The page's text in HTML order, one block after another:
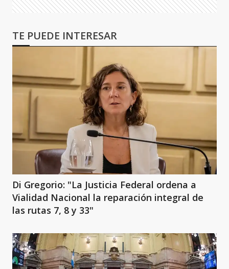
TE PUEDE INTERESAR
Di Gregorio: "La Justicia Federal ordena a
Vialidad Nacional la reparación integral de
las rutas 7, 8 y 33"